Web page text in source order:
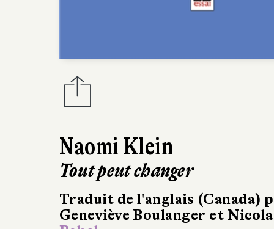
Naomi Klein
Tout peut changer
Traduit de l'anglais (Canada)
Geneviève Boulanger et